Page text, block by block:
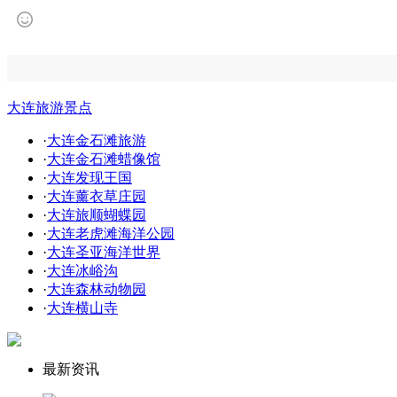
大连旅游景点
·大连金石滩旅游
·大连金石滩蜡像馆
·大连发现王国
·大连薰衣草庄园
·大连旅顺蝴蝶园
·大连老虎滩海洋公园
·大连圣亚海洋世界
·大连冰峪沟
·大连森林动物园
·大连横山寺
最新资讯